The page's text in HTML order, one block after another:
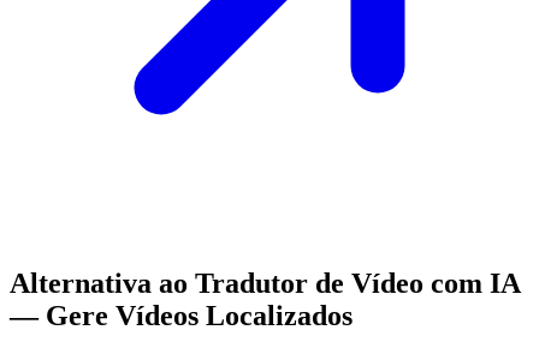
Alternativa ao Tradutor de Vídeo com IA
— Gere Vídeos Localizados